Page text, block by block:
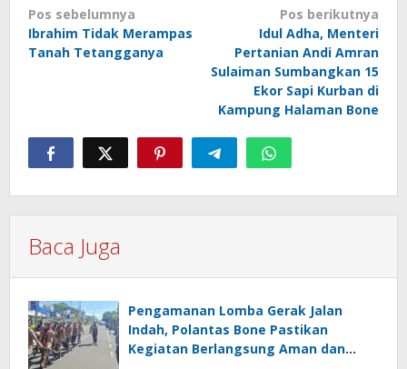
Navigasi
pos
Pos sebelumnya
Ibrahim Tidak Merampas
Tanah Tetangganya
Pos berikutnya
Idul Adha, Menteri
Pertanian Andi Amran
Sulaiman Sumbangkan 15
Ekor Sapi Kurban di
Kampung Halaman Bone
Baca Juga
Pengamanan Lomba Gerak Jalan
Indah, Polantas Bone Pastikan
Kegiatan Berlangsung Aman dan